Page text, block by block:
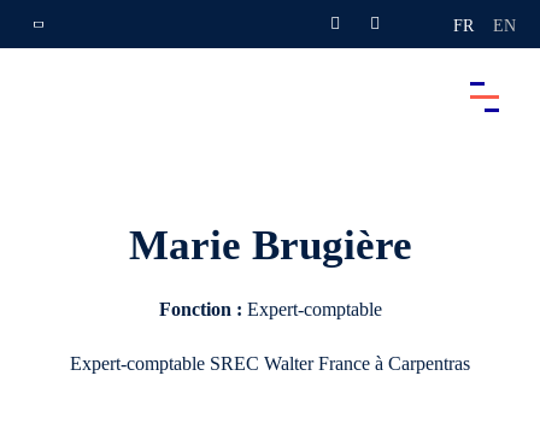
FR EN
Marie Brugière
Fonction : Expert-comptable
Expert-comptable SREC Walter France à Carpentras